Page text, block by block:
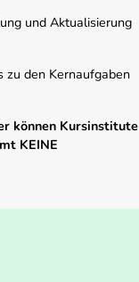
und Aktualisierung
den Kernaufgaben
können Kursinstitute
KEINE